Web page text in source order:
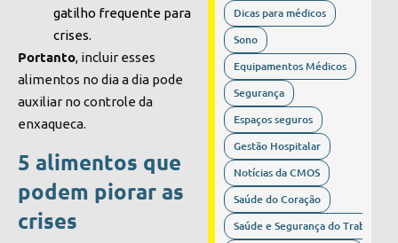
gatilho frequente para
crises.
Portanto, incluir esses
alimentos no dia a dia pode
auxiliar no controle da
enxaqueca.
5 alimentos que
podem piorar as
crises
Dicas para médicos
Sono
Equipamentos Médicos
Segurança
Espaços seguros
Gestão Hospitalar
Notícias da CMOS
Saúde do Coração
Saúde e Segurança do Trabalho